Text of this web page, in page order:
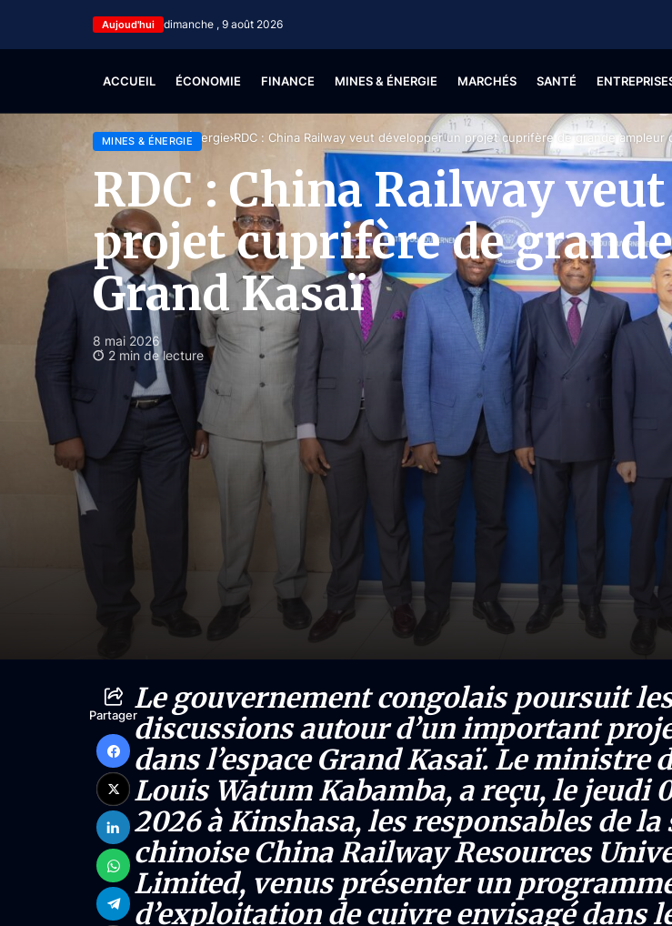
Aujoud'hui dimanche , 9 août 2026
ACCUEIL ÉCONOMIE FINANCE MINES & ÉNERGIE MARCHÉS SANTÉ
Accueil Mines & Énergie RDC : China Railway veut développer un projet cuprifère de grande ampleur
MINES & ÉNERGIE
RDC : China Railway
projet cuprifère de
Grand Kasaï
8 mai 2026
2 min de lecture
PartagerLe gouvernement congolais poursuit
discussions autour d’un important
dans l’espace Grand Kasaï. Le ministre
Louis Watum Kabamba, a reçu, le jeudi
2026 à Kinshasa, les responsables de la
chinoise China Railway Resources
Limited, venus présenter un
d’exploitation de cuivre envisagé dans